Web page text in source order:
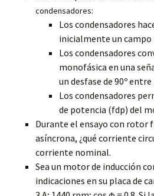
condensadores:
Los condensadores
inicialmente un
Los condensadores
monofásica en una
un desfase de 90º
Los condensadores
de potencia (fdp) del
Durante el ensayo con rotor
asíncrona, ¿qué corriente
corriente nominal.
Sea un motor de inducción
indicaciones en su placa de